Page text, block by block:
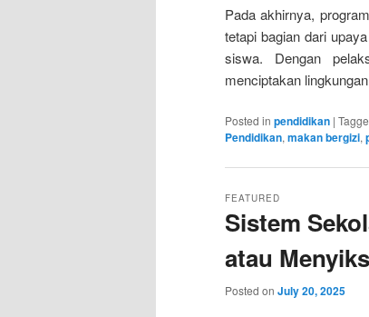
Pada akhirnya,
tetapi bagian dari
siswa. Dengan
menciptakan
Posted in pendidikan |
Pendidikan, makan bergizi,
Sistem
atau
FEATURED
Posted on July 20, 2025